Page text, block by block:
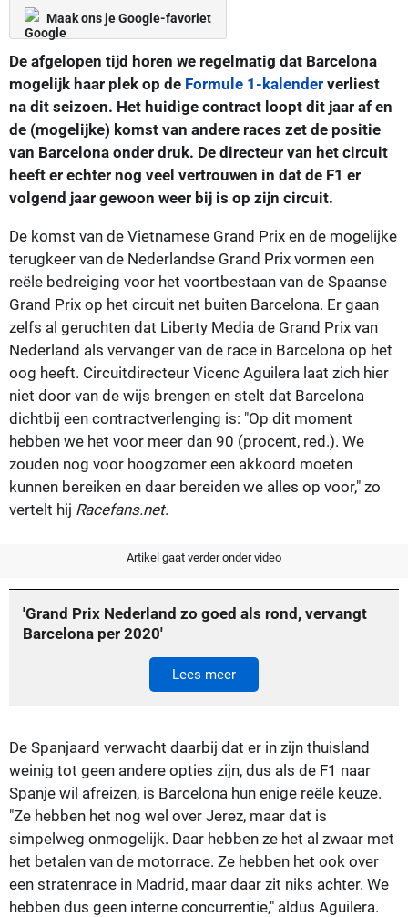
Maak ons je Google-favoriet
De afgelopen tijd horen we regelmatig dat Barcelona
mogelijk haar plek op de Formule 1-kalender verliest
na dit seizoen. Het huidige contract loopt dit jaar af en
de (mogelijke) komst van andere races zet de positie
van Barcelona onder druk. De directeur van het circuit
heeft er echter nog veel vertrouwen in dat de F1 er
volgend jaar gewoon weer bij is op zijn circuit.
De komst van de Vietnamese Grand Prix en de mogelijke
terugkeer van de Nederlandse Grand Prix vormen een
reële bedreiging voor het voortbestaan van de Spaanse
Grand Prix op het circuit net buiten Barcelona. Er gaan
zelfs al geruchten dat Liberty Media de Grand Prix van
Nederland als vervanger van de race in Barcelona op het
oog heeft. Circuitdirecteur Vicenc Aguilera laat zich hier
niet door van de wijs brengen en stelt dat Barcelona
dichtbij een contractverlenging is: "Op dit moment
hebben we het voor meer dan 90 (procent, red.). We
zouden nog voor hoogzomer een akkoord moeten
kunnen bereiken en daar bereiden we alles op voor," zo
vertelt hij Racefans.net.
Artikel gaat verder onder video
'Grand Prix Nederland zo goed als rond, vervangt
Barcelona per 2020'
Lees meer
De Spanjaard verwacht daarbij dat er in zijn thuisland
weinig tot geen andere opties zijn, dus als de F1 naar
Spanje wil afreizen, is Barcelona hun enige reële keuze.
"Ze hebben het nog wel over Jerez, maar dat is
simpelweg onmogelijk. Daar hebben ze het al zwaar met
het betalen van de motorrace. Ze hebben het ook over
een stratenrace in Madrid, maar daar zit niks achter. We
hebben dus geen interne concurrentie," aldus Aguilera.